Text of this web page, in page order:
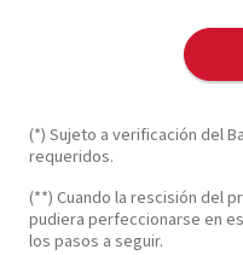
(*) Sujeto a verificación del
requeridos.
(**) Cuando la rescisión del
pudiera perfeccionarse en
los pasos a seguir.